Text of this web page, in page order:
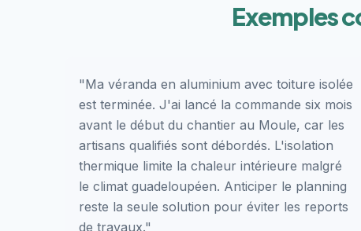
Exemples
"Ma véranda en aluminium avec toiture isolée
est terminée. J'ai lancé la commande six mois
avant le début du chantier au Moule, car les
artisans qualifiés sont débordés. L'isolation
thermique limite la chaleur intérieure malgré
le climat guadeloupéen. Anticiper le planning
reste la seule solution pour éviter les reports
de travaux."